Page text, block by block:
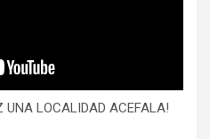
UNA LOCALIDAD ACEFALA!